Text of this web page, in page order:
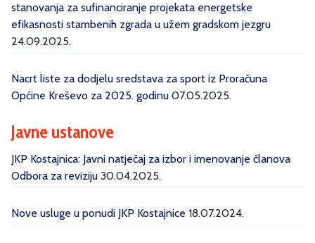
stanovanja za sufinanciranje projekata energetske
efikasnosti stambenih zgrada u užem gradskom jezgru
24.09.2025.
Nacrt liste za dodjelu sredstava za sport iz Proračuna
Općine Kreševo za 2025. godinu 07.05.2025.
Javne ustanove
JKP Kostajnica: Javni natječaj za izbor i imenovanje članova
Odbora za reviziju 30.04.2025.
Nove usluge u ponudi JKP Kostajnice 18.07.2024.